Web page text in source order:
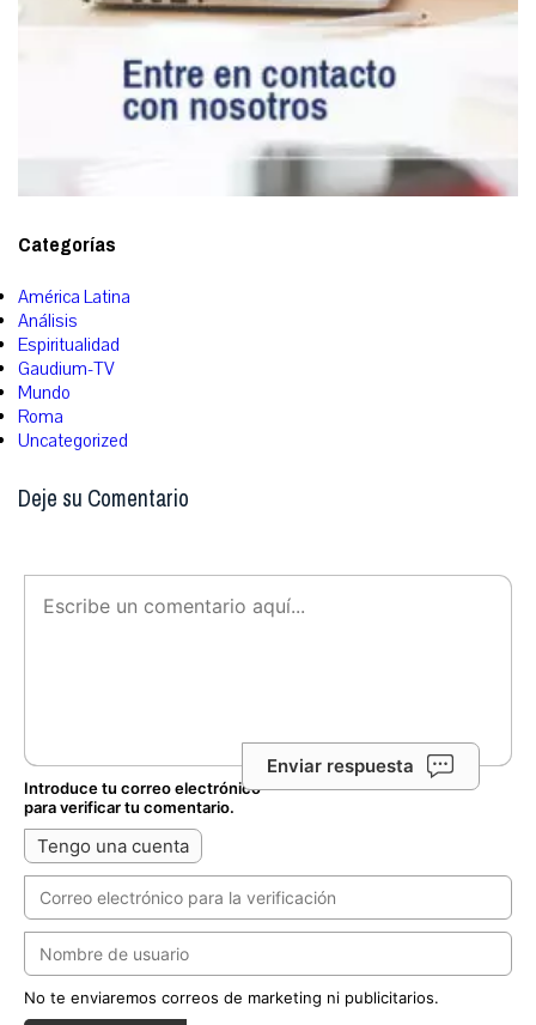
Categorías
América Latina
Análisis
Espiritualidad
Gaudium-TV
Mundo
Roma
Uncategorized
Deje su Comentario
Enviar respuesta
Introduce tu correo electrónico
para verificar tu comentario.
Tengo una cuenta
No te enviaremos correos de marketing ni publicitarios.